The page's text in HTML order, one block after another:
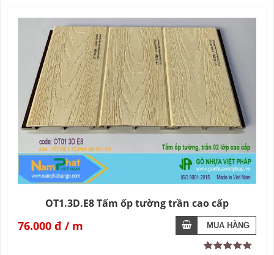
OT1.3D.E8 Tấm ốp tường trần cao cấp
76.000 đ